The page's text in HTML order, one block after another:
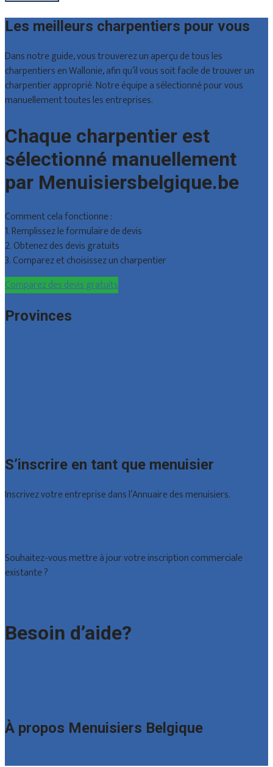
Les meilleurs charpentiers pour vous
Dans notre guide, vous trouverez un aperçu de tous les
charpentiers en Wallonie, afin qu’il vous soit facile de trouver un
charpentier approprié. Notre équipe a sélectionné pour vous
manuellement toutes les entreprises.
Chaque charpentier est
sélectionné manuellement
par Menuisiersbelgique.be
Comment cela fonctionne :
1. Remplissez le formulaire de devis
2. Obtenez des devis gratuits
3. Comparez et choisissez un charpentier
Comparez des devis gratuits
Provinces
S’inscrire en tant que menuisier
Inscrivez votre entreprise dans l’Annuaire des menuisiers.
Souhaitez-vous mettre à jour votre inscription commerciale
existante ?
Besoin d’aide?
À propos Menuisiers Belgique